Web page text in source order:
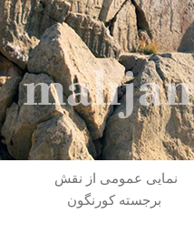
نمایی عمومی از نقش
برجسته کورنگون